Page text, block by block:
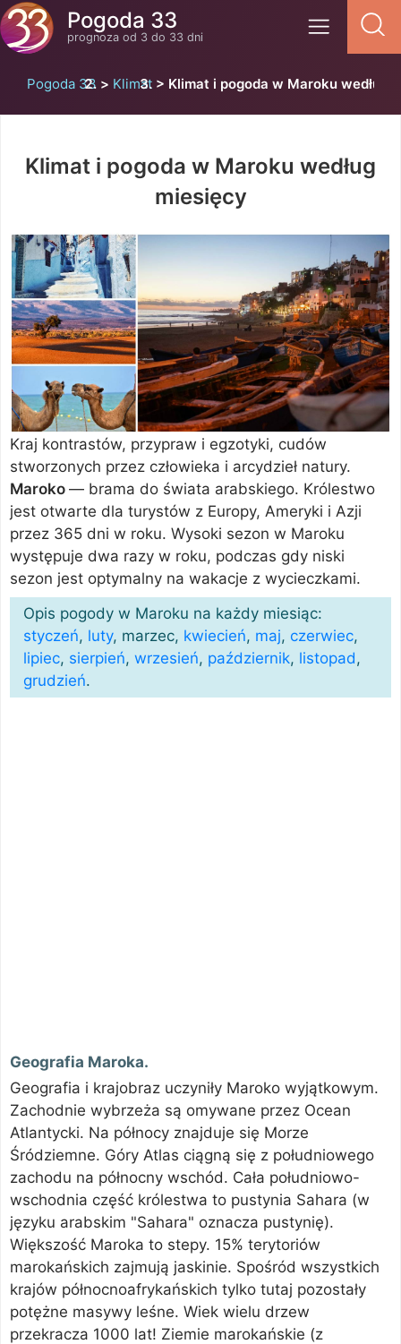
Pogoda 33
prognoza od 3 do 33 dni
Pogoda 33 Klimat Klimat i pogoda w Maroku według
Klimat i pogoda w Maroku według
miesięcy
Kraj kontrastów, przypraw i egzotyki, cudów
stworzonych przez człowieka i arcydzieł natury.
Maroko — brama do świata arabskiego. Królestwo
jest otwarte dla turystów z Europy, Ameryki i Azji
przez 365 dni w roku. Wysoki sezon w Maroku
występuje dwa razy w roku, podczas gdy niski
sezon jest optymalny na wakacje z wycieczkami.
Opis pogody w Maroku na każdy miesiąc:
styczeń, luty, marzec, kwiecień, maj, czerwiec,
lipiec, sierpień, wrzesień, październik, listopad ,
grudzień.
Geografia Maroka.
Geografia i krajobraz uczyniły Maroko wyjątkowym.
Zachodnie wybrzeża są omywane przez Ocean
Atlantycki. Na północy znajduje się Morze
Śródziemne. Góry Atlas ciągną się z południowego
zachodu na północny wschód. Cała południowo-
wschodnia część królestwa to pustynia Sahara (w
języku arabskim "Sahara" oznacza pustynię).
Większość Maroka to stepy. 15% terytoriów
marokańskich zajmują jaskinie. Spośród wszystkich
krajów północnoafrykańskich tylko tutaj pozostały
potężne masywy leśne. Wiek wielu drzew
przekracza 1000 lat! Ziemie marokańskie (z